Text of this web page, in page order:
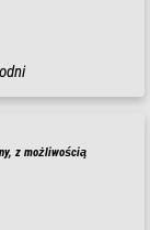
z możliwością